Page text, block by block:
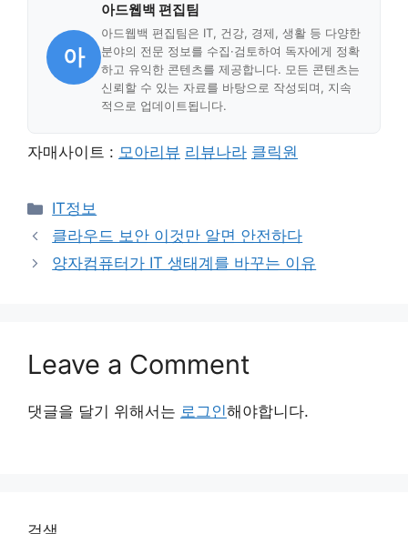
아
아드웹백 편집팀
아드웹백 편집팀은 IT, 건강, 경제, 생활 등 다양한
분야의 전문 정보를 수집·검토하여 독자에게 정확
하고 유익한 콘텐츠를 제공합니다. 모든 콘텐츠는
신뢰할 수 있는 자료를 바탕으로 작성되며, 지속
적으로 업데이트됩니다.
자매사이트 : 모아리뷰 리뷰나라 클릭원
Categories
IT정보
클라우드 보안 이것만 알면 안전하다
양자컴퓨터가 IT 생태계를 바꾸는 이유
Leave a Comment
댓글을 달기 위해서는 로그인해야합니다.
검색